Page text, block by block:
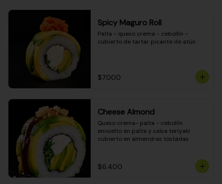
Spicy Maguro Roll
Palta - queso crema - cebollín -
cubierto de tartar picante de atún
$7.000
Cheese Almond
Queso crema- palta - cebollín
envuelto en palta y salsa teriyaki
cubierto en almendras tostadas
$6.400